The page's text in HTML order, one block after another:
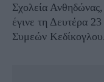
Σχολεία
έγινε τη Δευτέρα
Συμεών Κεδίκογλου.